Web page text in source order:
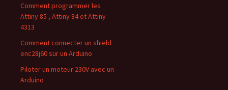
Comment programmer les
Attiny 85 , Attiny 84 et Attiny
4313
Comment connecter un shield
enc28j60 sur un Arduino
Piloter un moteur 230V avec un
Arduino